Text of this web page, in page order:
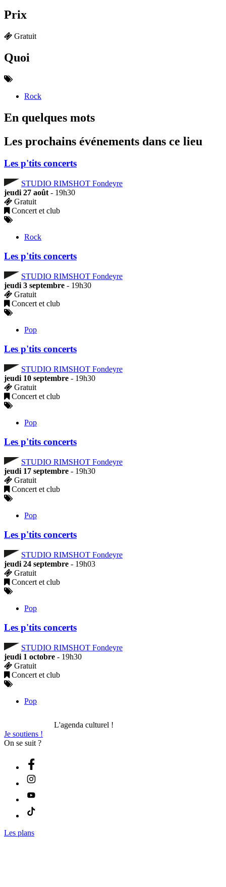
Prix
Gratuit
Quoi
Rock
En quelques mots
Les prochains événements dans ce lieu
Les p'tits concerts
STUDIO RIMSHOT Fondeyre
jeudi 27 août - 19h30
Gratuit
Concert et club
Rock
Les p'tits concerts
STUDIO RIMSHOT Fondeyre
jeudi 3 septembre - 19h30
Gratuit
Concert et club
Pop
Les p'tits concerts
STUDIO RIMSHOT Fondeyre
jeudi 10 septembre - 19h30
Gratuit
Concert et club
Pop
Les p'tits concerts
STUDIO RIMSHOT Fondeyre
jeudi 17 septembre - 19h30
Gratuit
Concert et club
Pop
Les p'tits concerts
STUDIO RIMSHOT Fondeyre
jeudi 24 septembre - 19h03
Gratuit
Concert et club
Pop
Les p'tits concerts
STUDIO RIMSHOT Fondeyre
jeudi 1 octobre - 19h30
Gratuit
Concert et club
Pop
L'agenda culturel !
Je soutiens !
On se suit ?
Les plans